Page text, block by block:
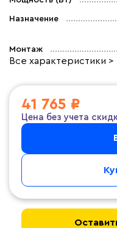
Назначение
Монтаж
Все характеристики >
41 765 ₽
Цена без учета